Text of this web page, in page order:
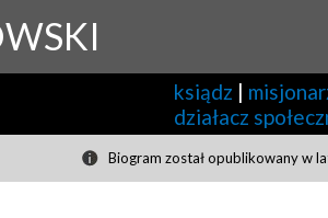
ksiądz |
działacz
Biogram został opublikowany w